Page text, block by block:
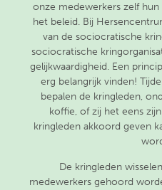
onze medewerkers zelf
het beleid. Bij
van de sociocratische
sociocratische
gelijkwaardigheid. Een
erg belangrijk vinden!
bepalen de kringleden,
koffie, of zij het eens
kringleden akkoord geven
De kringleden
medewerkers gehoord